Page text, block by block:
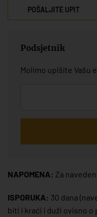
POŠALJITE UPIT
Podsjetnik
Molimo upišite Vašu
NAPOMENA: Za
ISPORUKA: 30 dana
biti i kraći i duži ovisno